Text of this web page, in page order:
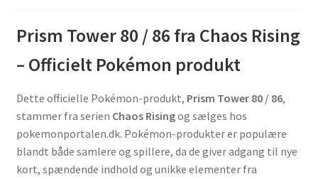
Prism Tower 80 / 86 fra Chaos Rising
– Officielt Pokémon produkt
Dette officielle Pokémon-produkt, Prism Tower 80 / 86,
stammer fra serien Chaos Risingog sælges hos
pokemonportalen.dk. Pokémon-produkter er populære
blandt både samlere og spillere, da de giver adgang til nye
kort, spændende indhold og unikke elementer fra